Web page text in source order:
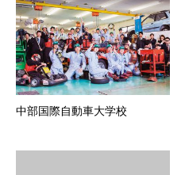
中部国際自動車大学校